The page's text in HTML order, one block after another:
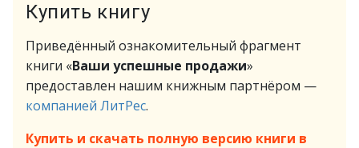
Купить книгу
Приведённый ознакомительный фрагмент
книги «Ваши успешные продажи»
предоставлен нашим книжным партнёром —
компанией ЛитРес.
Купить и скачать полную версию книги в